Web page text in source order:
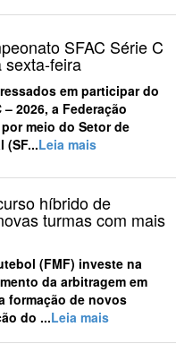
SFAC Série C
sexta-feira
em participar do
2026, a Federação
meio do Setor de
(SF...Leia mais
híbrido de
turmas com mais
(FMF) investe na
da arbitragem em
formação de novos
do ...Leia mais